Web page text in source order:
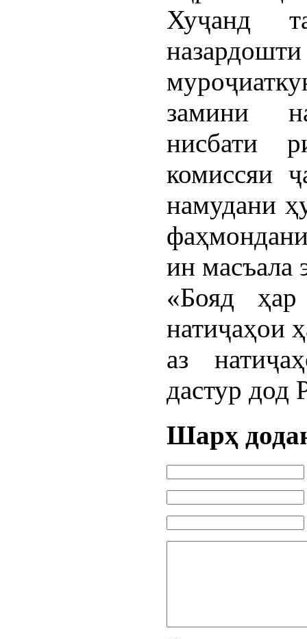
Хуҷанд
замини
нисбати
комиссяи
намудани
ин масъала
«Бояд
натиҷаҳои
аз
дастур дод
Шарҳ